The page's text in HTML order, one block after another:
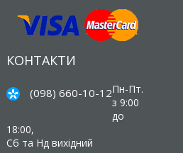
КОНТАКТИ
(098) 660-10-12Пн-Пт.
з 9:00
до
18:00,
Сб та Нд вихідний